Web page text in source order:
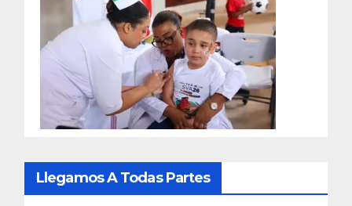
Llegamos A Todas Partes